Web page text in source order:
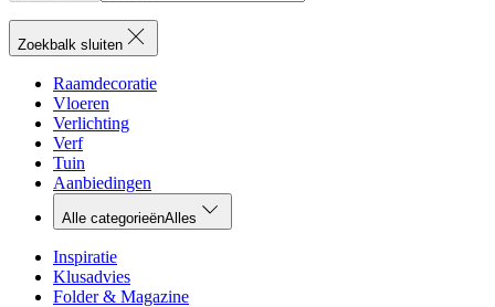
Zoekbalk sluiten
Raamdecoratie
Vloeren
Verlichting
Verf
Tuin
Aanbiedingen
Alle categorieënAlles
Inspiratie
Klusadvies
Folder & Magazine